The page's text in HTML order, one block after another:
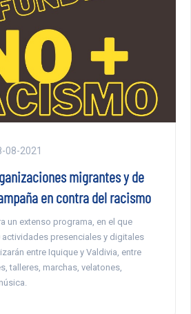
08-2021
migrantes y de
en contra del racismo
un extenso programa, en el que
presenciales y digitales
entre Iquique y Valdivia, entre
talleres, marchas, velatones,